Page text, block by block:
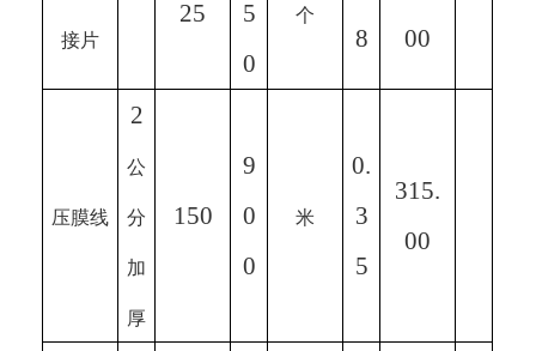
接片
25
5
0
个
8
00
压膜线
2
公
分
加
厚
150
9
0
0
米
0.
3
5
315.
00